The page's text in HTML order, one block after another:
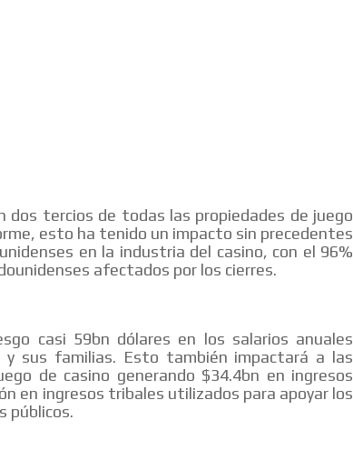
dos tercios de todas las propiedades de juego
esto ha tenido un impacto sin precedentes
en la industria del casino, con el 96%
afectados por los cierres.
casi 59bn dólares en los salarios anuales
sus familias. Esto también impactará a las
de casino generando $34.4bn en ingresos
en ingresos tribales utilizados para apoyar los
públicos.